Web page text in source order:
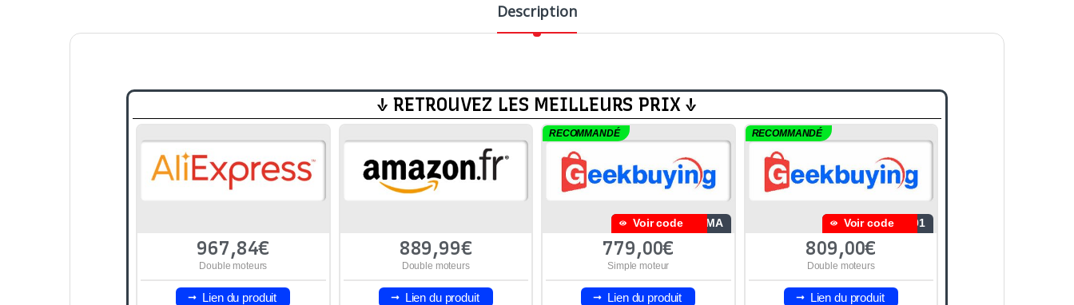
Description
↓ RETROUVEZ LES MEILLEURS PRIX ↓
967,84€
Double moteurs
Lien du produit
889,99€
Double moteurs
Lien du produit
RECOMMANDÉ
Voir code 2MA
779,00€
Simple moteur
Lien du produit
RECOMMANDÉ
Voir code I01
809,00€
Double moteurs
Lien du produit